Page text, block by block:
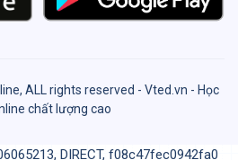
ALL rights reserved - Vted.vn - Học
chất lượng cao
DIRECT, f08c47fec0942fa0